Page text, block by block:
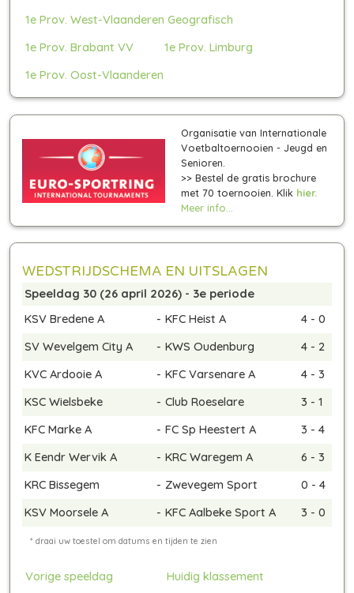
1e Prov. West-Vlaanderen Geografisch
1e Prov. Brabant VV
1e Prov. Limburg
1e Prov. Oost-Vlaanderen
Organisatie van Internationale
Voetbaltoernooien - Jeugd en
Senioren.
>> Bestel de gratis brochure
met 70 toernooien. Klik hier.
Meer info...
WEDSTRIJDSCHEMA EN UITSLAGEN
Speeldag 30 (26 april 2026) - 3e periode
KSV Bredene A
- KFC Heist A
4 - 0
SV Wevelgem City A
- KWS Oudenburg
4 - 2
KVC Ardooie A
- KFC Varsenare A
4 - 3
KSC Wielsbeke
- Club Roeselare
3 - 1
KFC Marke A
- FC Sp Heestert A
3 - 4
K Eendr Wervik A
- KRC Waregem A
6 - 3
KRC Bissegem
- Zwevegem Sport
0 - 4
KSV Moorsele A
- KFC Aalbeke Sport A 3 - 0
Vorige speeldag Huidig klassement